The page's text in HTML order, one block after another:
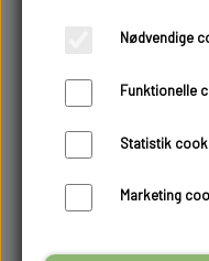
Nødvendige
Funktionelle
Statistik
Marketing